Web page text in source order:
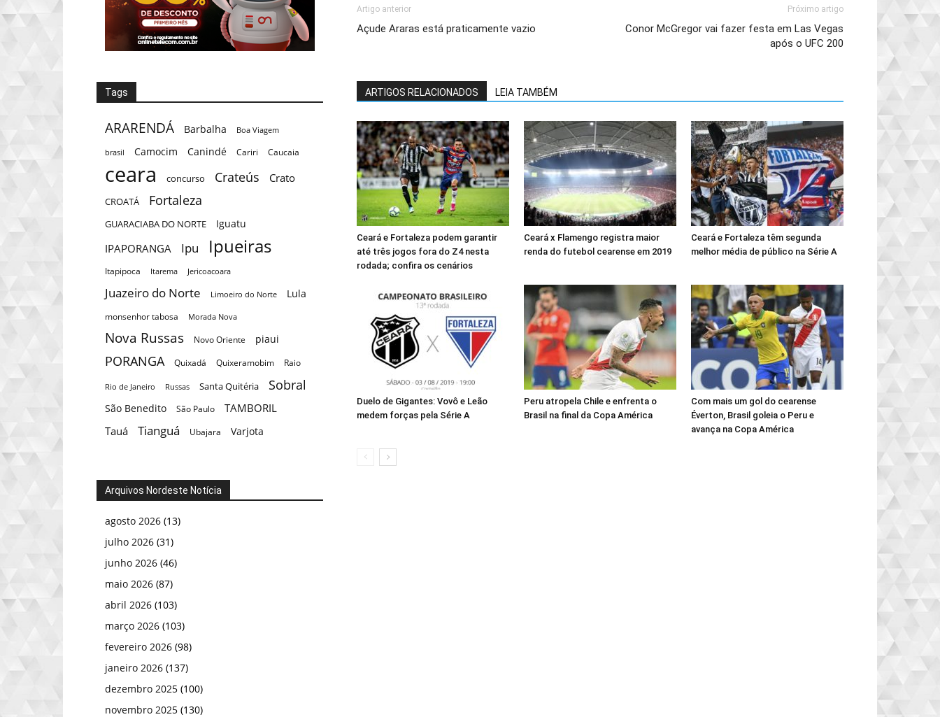
Artigo anterior
Açude Araras está praticamente vazio
Próximo artigo
Conor McGregor vai fazer festa em Las Vegas
após o UFC 200
ARTIGOS RELACIONADOS LEIA TAMBÉM
Ceará e Fortaleza podem garantir
até três jogos fora do Z4 nesta
rodada; confira os cenários
Ceará x Flamengo registra maior
renda do futebol cearense em 2019
Ceará e Fortaleza têm segunda
melhor média de público na Série A
Duelo de Gigantes: Vovô e Leão
medem forças pela Série A
Peru atropela Chile e enfrenta o
Brasil na final da Copa América
Com mais um gol do cearense
Éverton, Brasil goleia o Peru e
avança na Copa América
Tags
ARARENDÁ Barbalha Boa Viagem
brasil Camocim Canindé Cariri Caucaia
ceara concurso Crateús Crato
CROATÁ Fortaleza
GUARACIABA DO NORTE Iguatu
IPAPORANGA Ipu Ipueiras
Itapipoca Itarema Jericoacoara
Juazeiro do Norte Limoeiro do Norte Lula
monsenhor tabosa Morada Nova
Nova Russas Novo Oriente piaui
PORANGA Quixadá Quixeramobim Raio
Rio de Janeiro Russas Santa Quitéria Sobral
São Benedito São Paulo
TAMBORIL
Tauá
Tianguá Ubajara Varjota
Arquivos Nordeste Notícia
agosto 2026 (13)
julho 2026 (31)
junho 2026 (46)
maio 2026 (87)
abril 2026 (103)
março 2026 (103)
fevereiro 2026 (98)
janeiro 2026 (137)
dezembro 2025 (100)
novembro 2025 (130)